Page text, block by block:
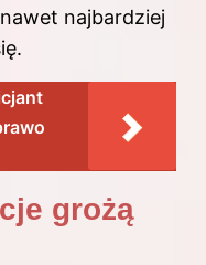
najbardziej
grożą